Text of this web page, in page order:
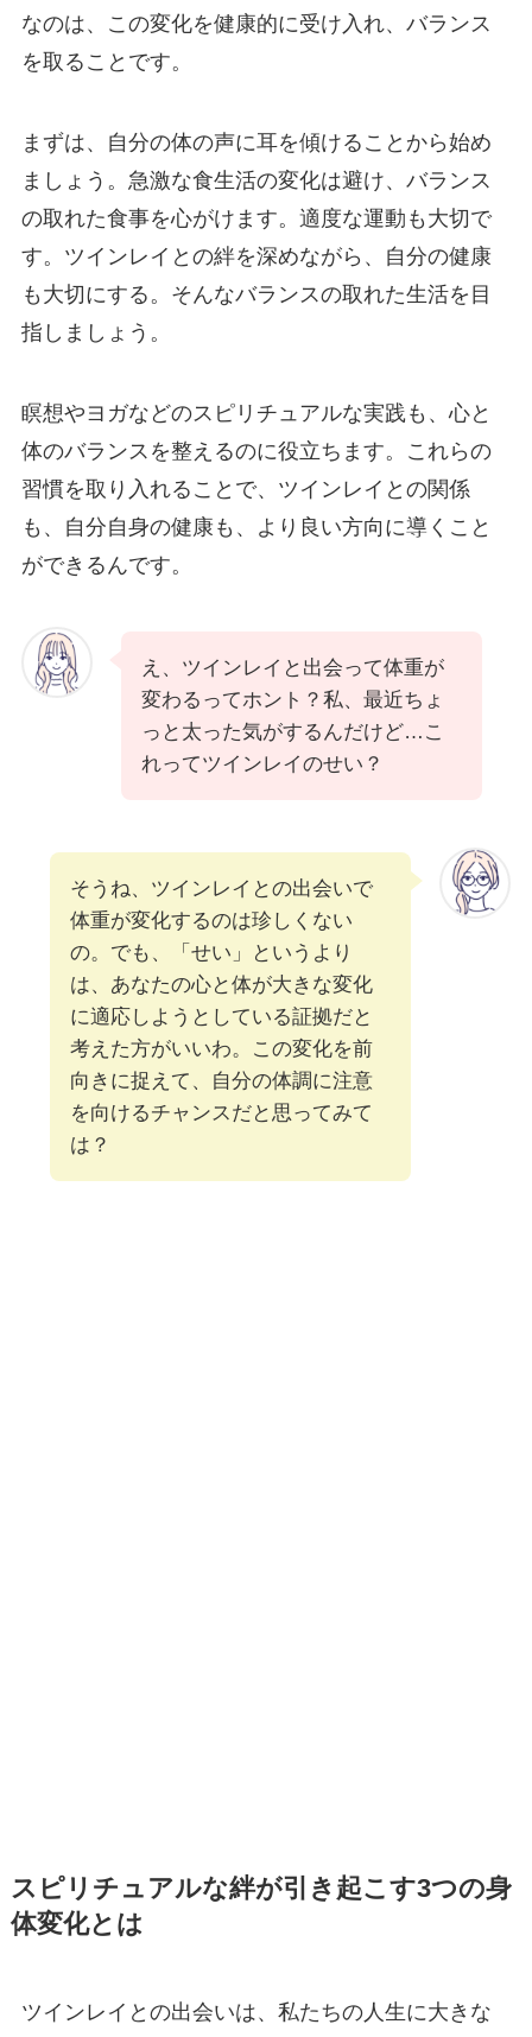
なのは、この変化を健康的に受け入れ、バランス
を取ることです。
まずは、自分の体の声に耳を傾けることから始め
ましょう。急激な食生活の変化は避け、バランス
の取れた食事を心がけます。適度な運動も大切で
す。ツインレイとの絆を深めながら、自分の健康
も大切にする。そんなバランスの取れた生活を目
指しましょう。
瞑想やヨガなどのスピリチュアルな実践も、心と
体のバランスを整えるのに役立ちます。これらの
習慣を取り入れることで、ツインレイとの関係
も、自分自身の健康も、より良い方向に導くこと
ができるんです。
え、ツインレイと出会って体重が
変わるってホント？私、最近ちょ
っと太った気がするんだけど…こ
れってツインレイのせい？
そうね、ツインレイとの出会いで
体重が変化するのは珍しくない
の。でも、「せい」というより
は、あなたの心と体が大きな変化
に適応しようとしている証拠だと
考えた方がいいわ。この変化を前
向きに捉えて、自分の体調に注意
を向けるチャンスだと思ってみて
は？
スピリチュアルな絆が引き起こす3つの身
体変化とは
ツインレイとの出会いは、私たちの人生に大きな